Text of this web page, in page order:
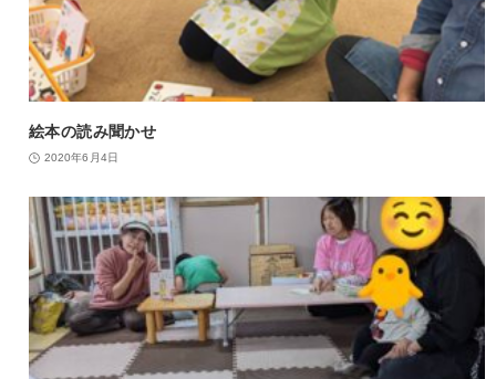
絵本の読み聞かせ
2020年6月4日